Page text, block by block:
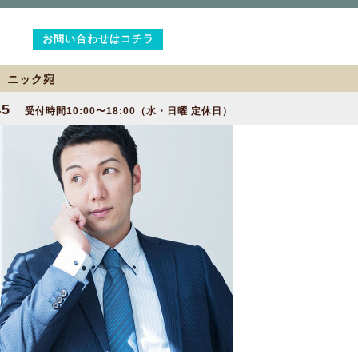
お問い合わせはコチラ
ック宛
受付時間10:00〜18:00（水・日曜 定休日）